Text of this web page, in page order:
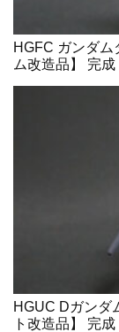
HGFC ガンダ
ム改造品】 完成
HGUC Dガンダ
ト改造品】 完成